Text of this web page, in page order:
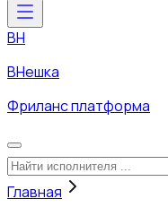
ВН
ВНешка
Фриланс платформа
Главная